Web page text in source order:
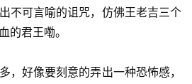
不可言喻的诅咒，仿佛王老吉三个
的君王嘞。
，好像要刻意的弄出一种恐怖感，